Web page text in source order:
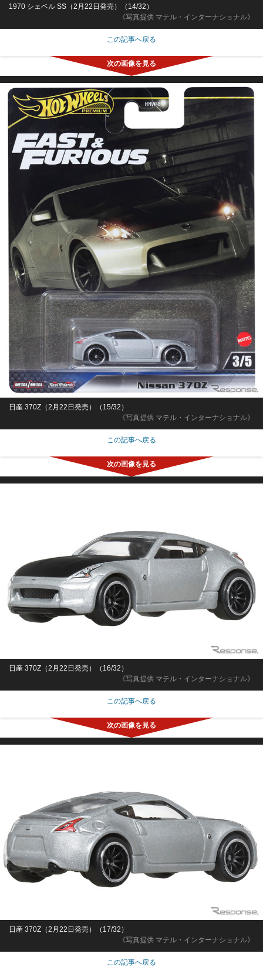
《写真提供 マテル・インターナショナル》
1970 シェベル SS（2月22日発売）（14/32）
この記事へ戻る
《写真提供 マテル・インターナショナル》
日産 370Z（2月22日発売）（15/32）
この記事へ戻る
《写真提供 マテル・インターナショナル》
日産 370Z（2月22日発売）（16/32）
この記事へ戻る
《写真提供 マテル・インターナショナル》
日産 370Z（2月22日発売）（17/32）
この記事へ戻る